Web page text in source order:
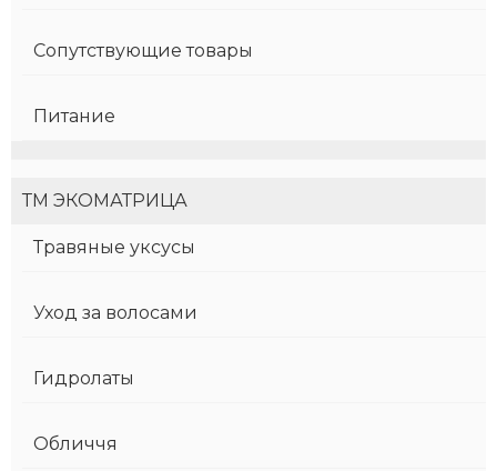
Сопутствующие товары
Питание
ТМ ЭКОМАТРИЦА
Травяные уксусы
Уход за волосами
Гидролаты
Обличчя